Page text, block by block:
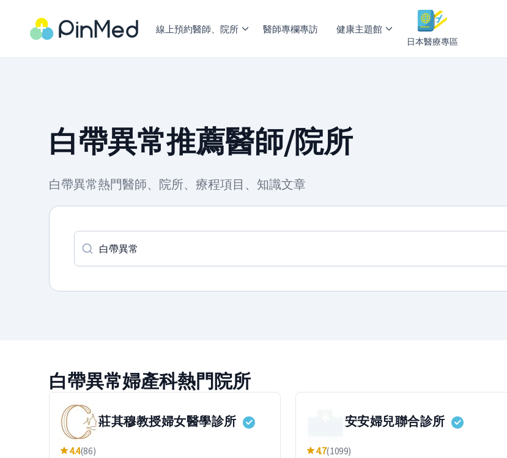
線上預約醫師、院所 醫師專欄專訪 健康主題館
日本醫療專區
白帶異常推薦醫師/院所
白帶異常熱門醫師、院所、療程項目、知識文章
白帶異常婦產科熱門院所
莊其穆教授婦女醫學診所
4.4(86)
安安婦兒聯合診所
4.7(1099)